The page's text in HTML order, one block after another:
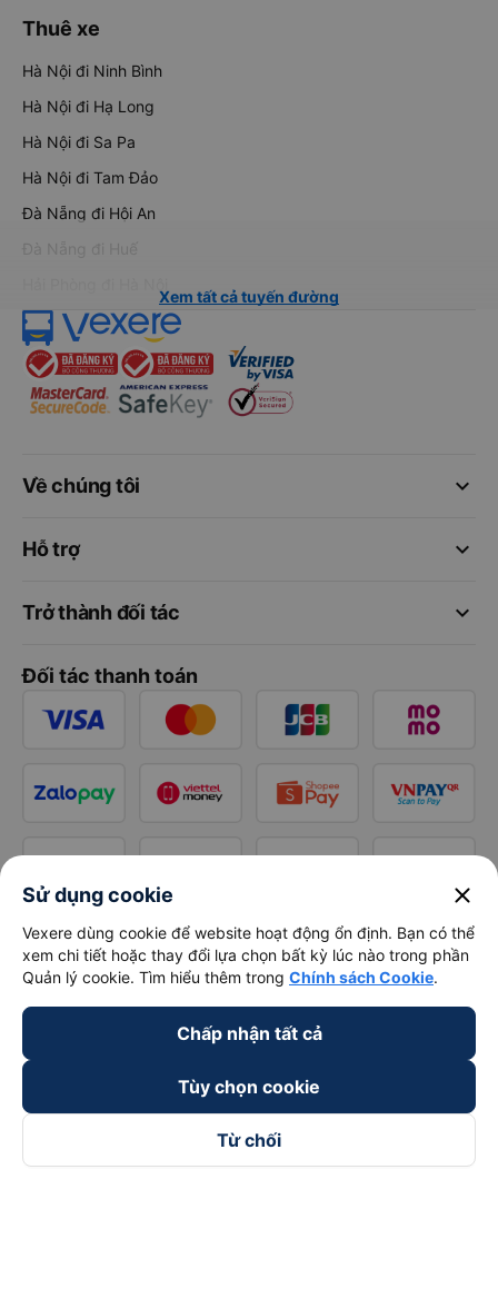
Thuê xe
Hà Nội đi Ninh Bình
Hà Nội đi Hạ Long
Hà Nội đi Sa Pa
Hà Nội đi Tam Đảo
Đà Nẵng đi Hội An
Đà Nẵng đi Huế
Xem tất cả tuyến đường
keyboard_arrow_down
Về chúng tôi
keyboard_arrow_down
Hỗ trợ
keyboard_arrow_down
Trở thành đối tác
Đối tác thanh toán
Sử dụng cookie close
Vexere dùng cookie để website hoạt động ổn định. Bạn có thể
xem chi tiết hoặc thay đổi lựa chọn bất kỳ lúc nào trong phần
Quản lý cookie. Tìm hiểu thêm trong Chính sách Cookie.
Chấp nhận tất cả
Tùy chọn cookie
Từ chối